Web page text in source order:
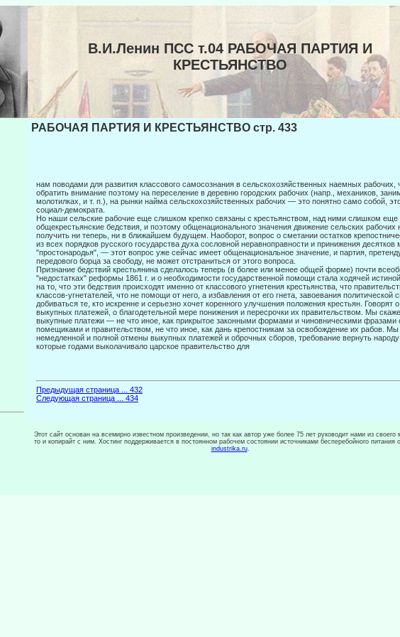
В.И.Ленин ПСС т.04 РАБОЧАЯ ПАРТИЯ И
КРЕСТЬЯНСТВО
РАБОЧАЯ ПАРТИЯ И КРЕСТЬЯНСТВО стр. 433
нам поводами для развития классового самосознания в сельскохозяйственных наемных
обратить внимание поэтому на переселение в деревню город­ских рабочих (напр., механиков,
молотилках, и т. п.), на рын­ки найма сельскохозяйственных рабочих — это понятно само собой,
социал-демократа.
Но наши сельские рабочие еще слишком крепко связаны с крестьянством, над ними слишком еще
общекрестьянские бедствия, и поэтому общенационального значения движение сельских рабочих
получить ни теперь, ни в бли­жайшем будущем. Наоборот, вопрос о сметании остатков
из всех порядков русского государства духа сословной неравноправности и при­нижения десятков
"простонародья", — этот вопрос уже сейчас имеет обще­национальное значение, и партия,
передового борца за свободу, не может отстраниться от этого вопроса.
Признание бедствий крестьянина сделалось теперь (в более или менее общей форме) почти
"недостатках" реформы 1861 г. и о необходимости государст­венной помощи стала ходячей
на то, что эти бедствия происходят именно от классового угнетения крестьянства, что
классов-угнетателей, что не помощи от него, а избавления от его гнета, завоевания политической
добиваться те, кто искренне и серьезно хо­чет коренного улучшения положения крестьян. Говорят
выкупных платежей, о благодетельной мере понижения и пересрочки их правительством. Мы
выкупные платежи — не что иное, как прикрытое законными формами и чиновническими фразами
помещиками и правительст­вом, не что иное, как дань крепостникам за освобождение их рабов.
немедленной и полной отмены выкупных платежей и оброчных сборов, требо­вание вернуть народу
которые годами выколачивало царское пра­вительство для
Предыдущая страница ... 432
Следующая страница ... 434
Этот сайт основан на всемирно известном произведении, но так как автор уже более 75 лет руководит нами из своего
то и копирайт с ним. Хостинг поддерживается в постоянном рабочем состоянии источниками бесперебойного питания
industrika.ru.